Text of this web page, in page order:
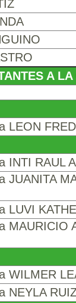
A
LEON
INTI RAUL
JUANITA
LUVI
MAURICIO
WILMER
NEYLA